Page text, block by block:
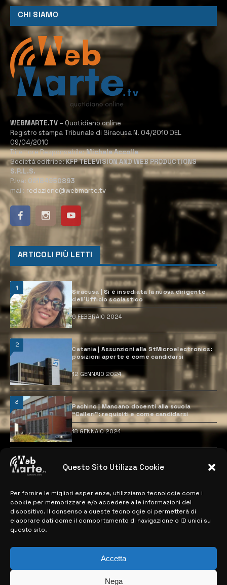
Questo Sito Utilizza Cookie
Per fornire le migliori esperienze, utilizziamo tecnologie come i
cookie per memorizzare e/o accedere alle informazioni del
dispositivo. Il consenso a queste tecnologie ci permetterà di
elaborare dati come il comportamento di navigazione o ID unici su
questo sito.
Accetta
Nega
CHI SIAMO
WEBMARTE.TV – Quotidiano online
Registro stampa Tribunale di Siracusa N. 04/2010 DEL
09/04/2010
Direttore Responsabile:Michele Accolla
Società editrice:KFP TELEVISION AND WEB PRODUCTIONS
S.R.L.S.
P.Iva: 02184950893
mail: redazione@webmarte.tv
ARTICOLI PIÙ LETTI
1
Siracusa | Si è insediata la nuova dirigente
dell’Ufficio scolastico
6 FEBBRAIO 2024
2
Catania | Assunzioni alla StMicroelectronics:
posizioni aperte e come candidarsi
12 GENNAIO 2024
3
Pachino | Mancano docenti alla scuola
“Calleri”: requisiti e come candidarsi
18 GENNAIO 2024
4
Catania | Opportunità di lavoro con St
Microelectronics: centinaia di assunzioni
MAPPA DEL SITO
> EDIZIONI LOCALI